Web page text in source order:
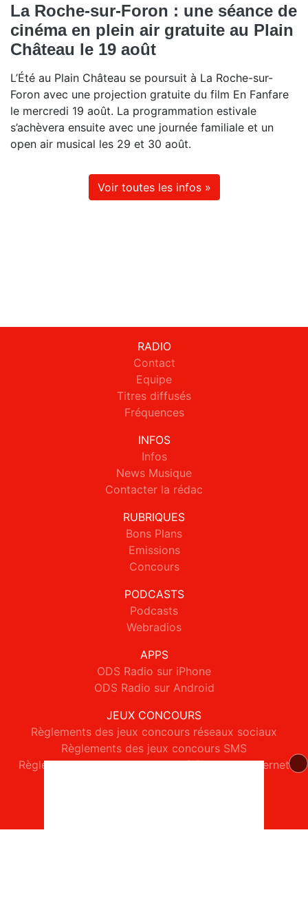
La Roche-sur-Foron : une séance de
cinéma en plein air gratuite au Plain
Château le 19 août
L’Été au Plain Château se poursuit à La Roche-sur-
Foron avec une projection gratuite du film En Fanfare
le mercredi 19 août. La programmation estivale
s’achèvera ensuite avec une journée familiale et un
open air musical les 29 et 30 août.
Voir toutes les infos »
RADIO
Contact
Equipe
Titres diffusés
Fréquences
INFOS
Infos
News Musique
Contacter la rédac
RUBRIQUES
Bons Plans
Emissions
Concours
PODCASTS
Podcasts
Webradios
APPS
ODS Radio sur iPhone
ODS Radio sur Android
JEUX CONCOURS
Règlements des jeux concours réseaux sociaux
Règlements des jeux concours SMS
Règlements des jeux concours téléphone et internet